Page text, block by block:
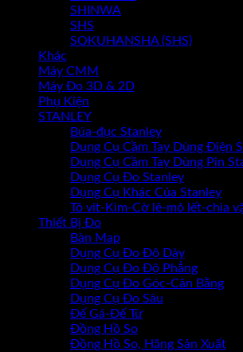
SHINWA
SHS
SOKUHANSHA (SHS)
Khác
Máy CMM
Máy Đo 3D & 2D
Phụ Kiện
STANLEY
Búa-đục Stanley
Dụng Cụ Cầm Tay Dùng Điện
Dụng Cụ Cầm Tay Dùng Pin
Dụng Cụ Đo Stanley
Dụng Cụ Khác Của Stanley
Tô vit-Kìm-Cờ lê-mỏ lết-chìa
Thiết Bị Đo
Bàn Map
Dụng Cụ Đo Độ Dày
Dụng Cụ Đo Độ Phẳng
Dụng Cụ Đo Góc-Cân Bằng
Dụng Cụ Đo Sâu
Đế Gá-Đế Từ
Đồng Hồ So
Đồng Hồ So, Hãng Sản Xuất